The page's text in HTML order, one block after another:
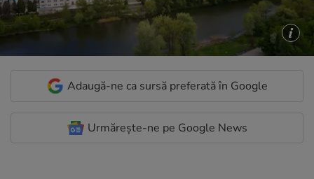
Adaugă-ne ca sursă preferată în Google
Urmărește-ne pe Google News